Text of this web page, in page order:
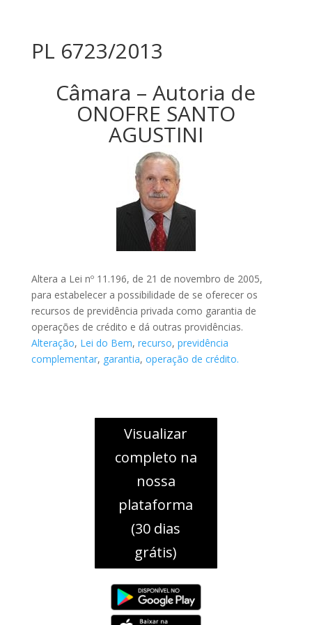
PL 6723/2013
Câmara – Autoria de
ONOFRE SANTO
AGUSTINI
Altera a Lei nº 11.196, de 21 de novembro de 2005,
para estabelecer a possibilidade de se oferecer os
recursos de previdência privada como garantia de
operações de crédito e dá outras providências.
Alteração, Lei do Bem, recurso, previdência
complementar, garantia, operação de crédito.
Visualizar
completo na
nossa
plataforma
(30 dias
grátis)